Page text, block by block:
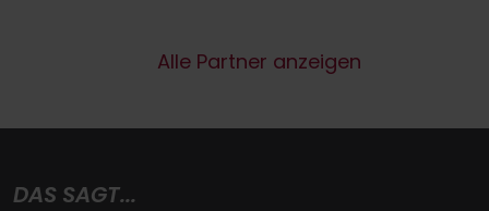
Alle Partner anzeigen
DAS SAGT...